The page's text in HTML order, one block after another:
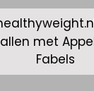
met
Fabels